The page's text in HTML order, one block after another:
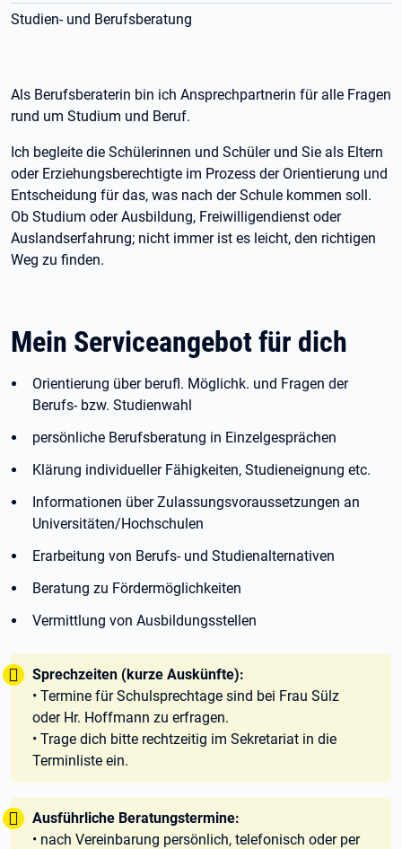
Studien- und Berufsberatung
Als Berufsberaterin bin ich Ansprechpartnerin für alle Fragen
rund um Studium und Beruf.
Ich begleite die Schülerinnen und Schüler und Sie als Eltern
oder Erziehungsberechtigte im Prozess der Orientierung und
Entscheidung für das, was nach der Schule kommen soll.
Ob Studium oder Ausbildung, Freiwilligendienst oder
Auslandserfahrung; nicht immer ist es leicht, den richtigen
Weg zu finden.
Mein Serviceangebot für dich
Orientierung über berufl. Möglichk. und Fragen der
Berufs- bzw. Studienwahl
persönliche Berufsberatung in Einzelgesprächen
Klärung individueller Fähigkeiten, Studieneignung etc.
Informationen über Zulassungsvoraussetzungen an
Universitäten/Hochschulen
Erarbeitung von Berufs- und Studienalternativen
Beratung zu Fördermöglichkeiten
Vermittlung von Ausbildungsstellen
Tipp:
Sprechzeiten (kurze Auskünfte):
• Termine für Schulsprechtage sind bei Frau Sülz
oder Hr. Hoffmann zu erfragen.
• Trage dich bitte rechtzeitig im Sekretariat in die
Terminliste ein.
Tipp:
Ausführliche Beratungstermine:
• nach Vereinbarung persönlich, telefonisch oder per